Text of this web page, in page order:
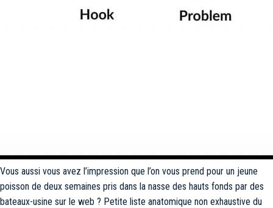
Vous aussi vous avez l’impression que l’on vous prend pour un jeune
poisson de deux semaines pris dans la nasse des hauts fonds par des
bateaux-usine sur le web ? Petite liste anatomique non exhaustive du